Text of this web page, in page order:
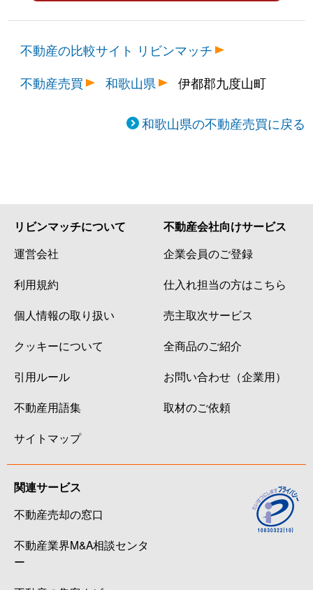
不動産の比較サイト リビンマッチ
不動産売買
和歌山県 伊都郡九度山町
和歌山県の不動産売買に戻る
リビンマッチについて
運営会社
利用規約
個人情報の取り扱い
クッキーについて
引用ルール
不動産用語集
サイトマップ
不動産会社向けサービス
企業会員のご登録
仕入れ担当の方はこちら
売主取次サービス
全商品のご紹介
お問い合わせ（企業用）
取材のご依頼
関連サービス
不動産売却の窓口
不動産業界M&A相談センタ
ー